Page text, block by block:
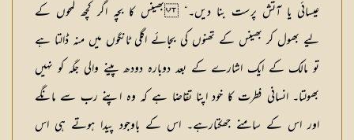
عیسائی یا آتش پرست بنا دیں۔“ بھینس کا بچہ اگر کچھ لمحوں کے
لیے بھول کر بھینس کے تھنوں کی بجائے اگلی ٹانگوں میں منہ ڈالتا ہے
تو مالک کے ایک اشارے کے بعد دوبارہ دودھ پینے والی جگہ کو نہیں
بھولتا۔ انسانی فطرت کا خود اپنا تقاضا ہے کہ وہ اپنے رب سے مانگے
اور اس کے سامنے جھکتارہے۔ اس کے باوجود پیدا ہوتے ہی اس